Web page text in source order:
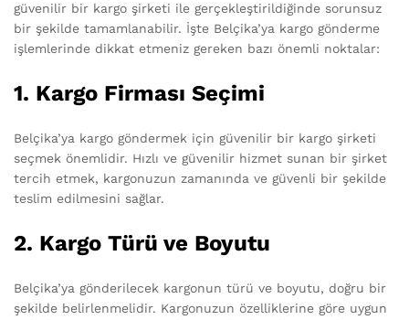
güvenilir bir kargo şirketi ile gerçekleştirildiğinde sorunsuz
bir şekilde tamamlanabilir. İşte Belçika’ya kargo gönderme
işlemlerinde dikkat etmeniz gereken bazı önemli noktalar:
1. Kargo Firması Seçimi
Belçika’ya kargo göndermek için güvenilir bir kargo şirketi
seçmek önemlidir. Hızlı ve güvenilir hizmet sunan bir şirket
tercih etmek, kargonuzun zamanında ve güvenli bir şekilde
teslim edilmesini sağlar.
2. Kargo Türü ve Boyutu
Belçika’ya gönderilecek kargonun türü ve boyutu, doğru bir
şekilde belirlenmelidir. Kargonuzun özelliklerine göre uygun